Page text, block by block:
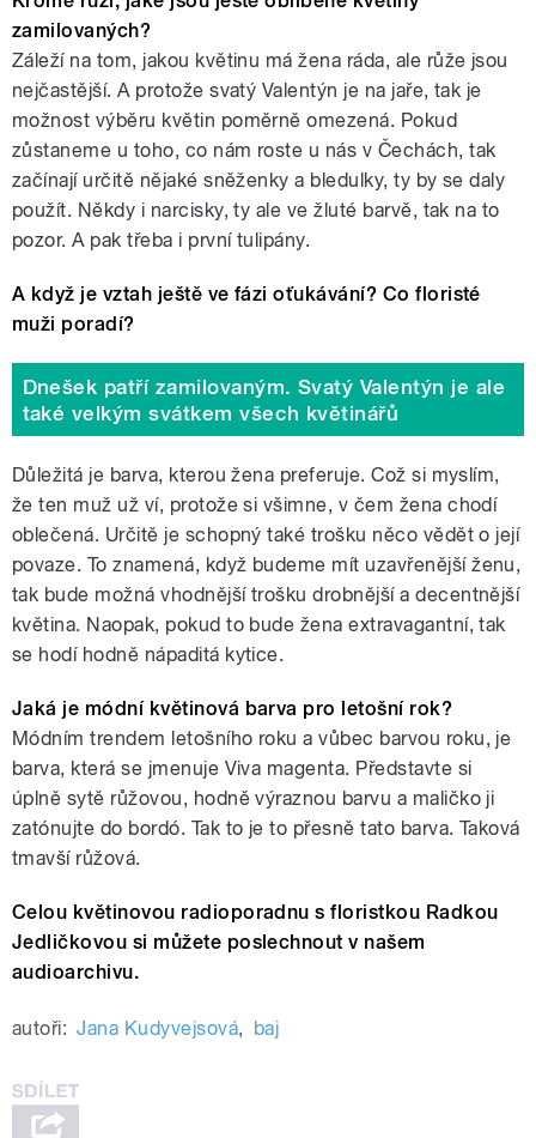
zamilovaných?
Záleží na tom, jakou květinu má žena ráda, ale růže jsou
nejčastější. A protože svatý Valentýn je na jaře, tak je
možnost výběru květin poměrně omezená. Pokud
zůstaneme u toho, co nám roste u nás v Čechách, tak
začínají určitě nějaké sněženky a bledulky, ty by se daly
použít. Někdy i narcisky, ty ale ve žluté barvě, tak na to
pozor. A pak třeba i první tulipány.
A když je vztah ještě ve fázi oťukávání? Co floristé
muži poradí?
Dnešek patří zamilovaným. Svatý Valentýn je ale
také velkým svátkem všech květinářů
Důležitá je barva, kterou žena preferuje. Což si myslím,
že ten muž už ví, protože si všimne, v čem žena chodí
oblečená. Určitě je schopný také trošku něco vědět o její
povaze. To znamená, když budeme mít uzavřenější ženu,
tak bude možná vhodnější trošku drobnější a decentnější
květina. Naopak, pokud to bude žena extravagantní, tak
se hodí hodně nápaditá kytice.
Jaká je módní květinová barva pro letošní rok?
Módním trendem letošního roku a vůbec barvou roku, je
barva, která se jmenuje Viva magenta. Představte si
úplně sytě růžovou, hodně výraznou barvu a maličko ji
zatónujte do bordó. Tak to je to přesně tato barva. Taková
tmavší růžová.
Celou květinovou radioporadnu s floristkou Radkou
Jedličkovou si můžete poslechnout v našem
audioarchivu.
autoři: Jana Kudyvejsová, baj